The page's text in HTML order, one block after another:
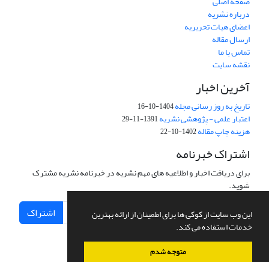
این وب سایت از کوکی ها برای اطمینان از ارائه بهترین
خدمات استفاده می کند.
متوجه شدم
درباره نشریه
اعضای هیات تحریریه
ارسال مقاله
تماس با ما
نقشه سایت
آخرین اخبار
تاریخ به روز رسانی مجله1404-10-16
اعتبار علمی - پژوهشی نشریه1391-11-29
هزینه چاپ مقاله1402-10-22
اشتراک خبرنامه
برای دریافت اخبار و اطلاعیه های مهم نشریه در خبرنامه نشریه مشترک
شوید.
اشتراک